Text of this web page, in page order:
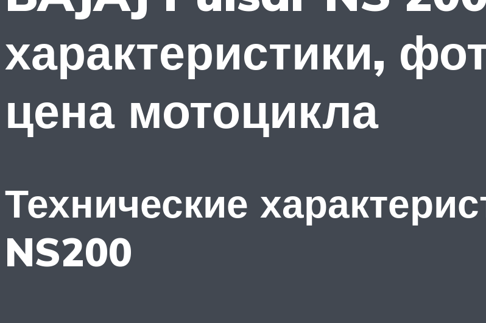
характеристики,
цена мотоцикла
Технические
NS200